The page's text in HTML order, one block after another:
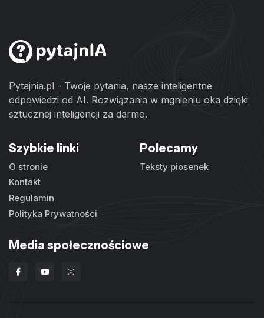
Pytajnia.pl - Twoje pytania, nasze inteligentne
odpowiedzi od AI. Rozwiązania w mgnieniu oka dzięki
sztucznej inteligencji za darmo.
Szybkie linki
O stronie
Kontakt
Regulamin
Polityka Prywatności
Polecamy
Teksty piosenek
Media społecznościowe